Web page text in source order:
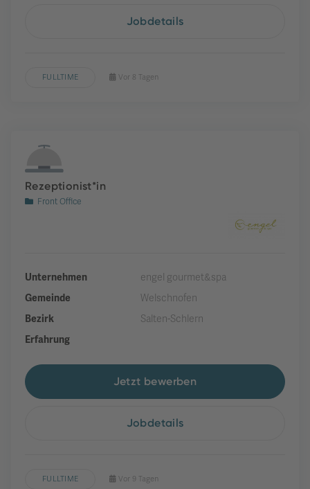
Jobdetails
FULLTIME Vor 8 Tagen
Rezeptionist*in
Front Office
Unternehmen
engel gourmet&spa
Gemeinde
Welschnofen
Bezirk
Salten-Schlern
Erfahrung
Jetzt bewerben
Jobdetails
FULLTIME Vor 9 Tagen